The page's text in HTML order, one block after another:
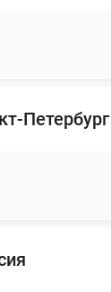
Петербург